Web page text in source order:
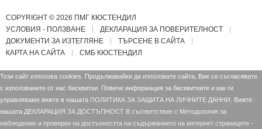
COPYRIGHT © 2026 ПМГ КЮСТЕНДИЛ
УСЛОВИЯ - ПОЛЗВАНЕ
ДЕКЛАРАЦИЯ ЗА ПОВЕРИТЕЛНОСТ
ДОКУМЕНТИ ЗА ИЗТЕГЛЯНЕ
ТЪРСЕНЕ В САЙТА
КАРТА НА САЙТА
СМБ КЮСТЕНДИЛ
Този сайт използва cookies. Продължавайки да използвате сайта, Вие се съгласявате
с използваните от нас бисквитки. Повече информация за бисквитките и как ги
управляваме вижте в нашата ПОЛИТИКА ЗА ЗАЩИТА НА ЛИЧНИТЕ ДАННИ.
Вижте
нашата ДЕКЛАРАЦИЯ ЗА ДОСТЪПНОСТ В съответствие с Mетодология за
наблюдение и проверки на достъпността на съдържанието на интернет страниците -